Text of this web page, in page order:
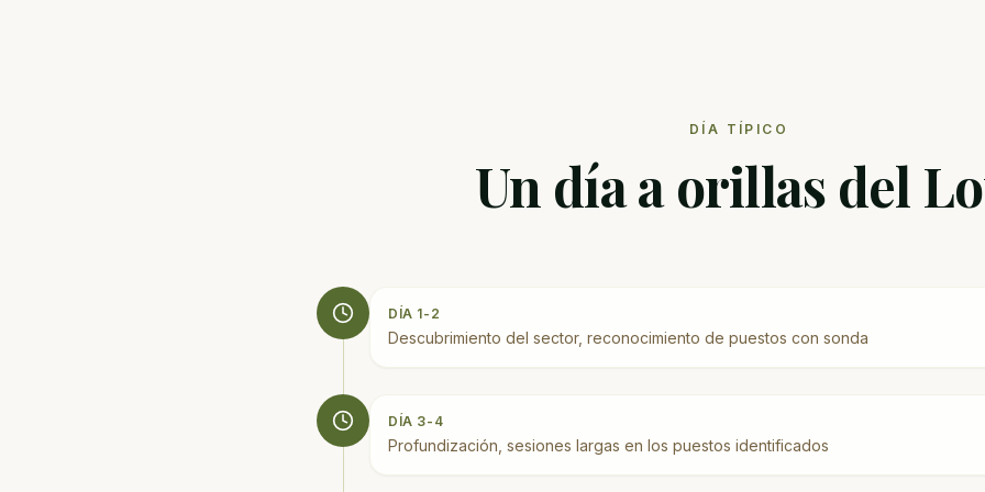
DÍA TÍPICO
Un día a orillas del
DÍA 1-2
Descubrimiento del sector, reconocimiento de puestos con sonda
DÍA 3-4
Profundización, sesiones largas en los puestos identificados